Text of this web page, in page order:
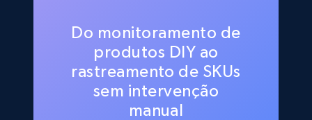
Do monitoramento de
produtos DIY ao
rastreamento de SKUs
sem intervenção
manual